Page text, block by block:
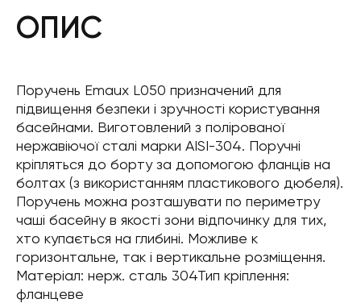
ОПИС
Поручень Emaux L050 призначений для
підвищення безпеки і зручності користування
басейнами. Виготовлений з полірованої
нержавіючої сталі марки AISI-304. Поручні
кріпляться до борту за допомогою фланців на
болтах (з використанням пластикового дюбеля).
Поручень можна розташувати по периметру
чаші басейну в якості зони відпочинку для тих,
хто купається на глибині. Можливе к
горизонтальне, так і вертикальне розміщення.
Матеріал: нерж. сталь 304Тип кріплення:
фланцеве